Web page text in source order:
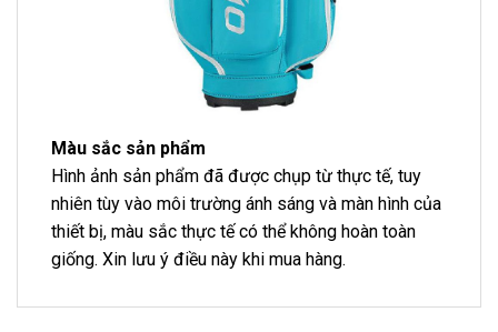
Màu sắc sản phẩm
Hình ảnh sản phẩm đã được chụp từ thực tế, tuy
nhiên tùy vào môi trường ánh sáng và màn hình của
thiết bị, màu sắc thực tế có thể không hoàn toàn
giống. Xin lưu ý điều này khi mua hàng.